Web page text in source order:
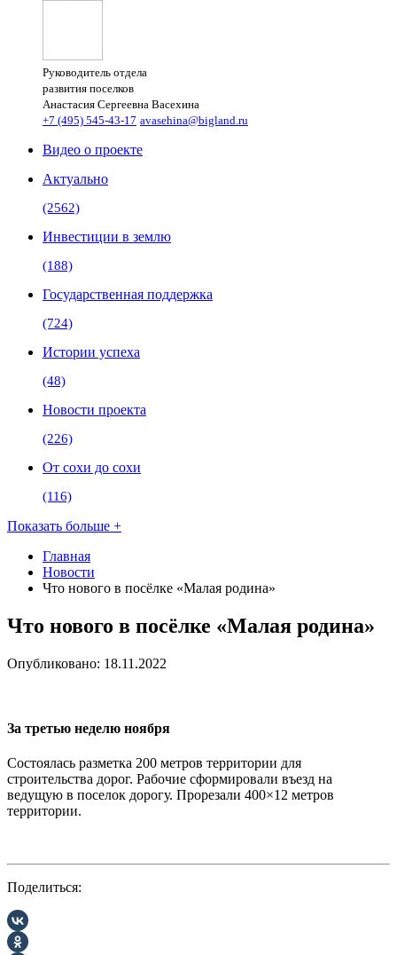
Руководитель отдела
развития поселков
Анастасия Сергеевна Васехина
+7 (495) 545-43-17 avasehina@bigland.ru
Видео о проекте
Актуально
(2562)
Инвестиции в землю
(188)
Государственная поддержка
(724)
Истории успеха
(48)
Новости проекта
(226)
От сохи до сохи
(116)
Показать больше +
Главная
Новости
Что нового в посёлке «Малая родина»
Что нового в посёлке «Малая родина»
Опубликовано: 18.11.2022
За третью неделю ноября
Состоялась разметка 200 метров территории для
строительства дорог. Рабочие сформировали въезд на
ведущую в поселок дорогу. Прорезали 400×12 метров
территории.
Поделиться: